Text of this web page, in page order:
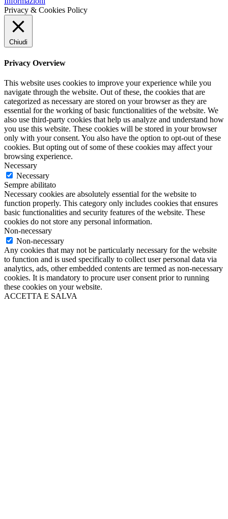
Privacy & Cookies Policy
Chiudi
Privacy Overview
This website uses cookies to improve your experience while you
navigate through the website. Out of these, the cookies that are
categorized as necessary are stored on your browser as they are
essential for the working of basic functionalities of the website. We
also use third-party cookies that help us analyze and understand how
you use this website. These cookies will be stored in your browser
only with your consent. You also have the option to opt-out of these
cookies. But opting out of some of these cookies may affect your
browsing experience.
Necessary
Necessary
Sempre abilitato
Necessary cookies are absolutely essential for the website to
function properly. This category only includes cookies that ensures
basic functionalities and security features of the website. These
cookies do not store any personal information.
Non-necessary
Non-necessary
Any cookies that may not be particularly necessary for the website
to function and is used specifically to collect user personal data via
analytics, ads, other embedded contents are termed as non-necessary
cookies. It is mandatory to procure user consent prior to running
these cookies on your website.
ACCETTA E SALVA